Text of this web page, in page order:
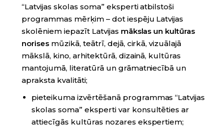
“Latvijas skolas soma” eksperti atbilstoši
programmas mērķim – dot iespēju Latvijas
skolēniem iepazīt Latvijas mākslas un kultūras
norisesmūzikā, teātrī, dejā, cirkā, vizuālajā
mākslā, kino, arhitektūrā, dizainā, kultūras
mantojumā, literatūrā un grāmatniecībā un
apraksta kvalitāti;
pieteikuma izvērtēšanā programmas “Latvijas
skolas soma” eksperti var konsultēties ar
attiecīgās kultūras nozares ekspertiem;